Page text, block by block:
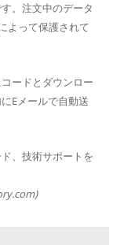
。注文中のデータ
よって保護されて
ードとダウンロー
Eメールで自動送
、技術サポートを